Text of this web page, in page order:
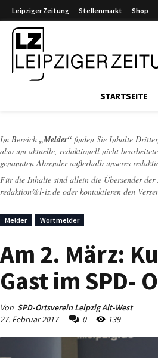
Leipziger Zeitung Stellenmarkt Shop
STARTSEITE
Im Bereich „Melder“ finden Sie Inhalte
also um aktuelle, redaktionell nicht
genannten Absender außerhalb unseres
Für die Inhalte sind allein die Übersender der
redaktion@l-iz.de oder kontaktieren den
Melder Wortmelder
Am 2. März:
Gast im SPD-
Von SPD-Ortsverein Leipzig Alt-West
27. Februar 2017
0 139